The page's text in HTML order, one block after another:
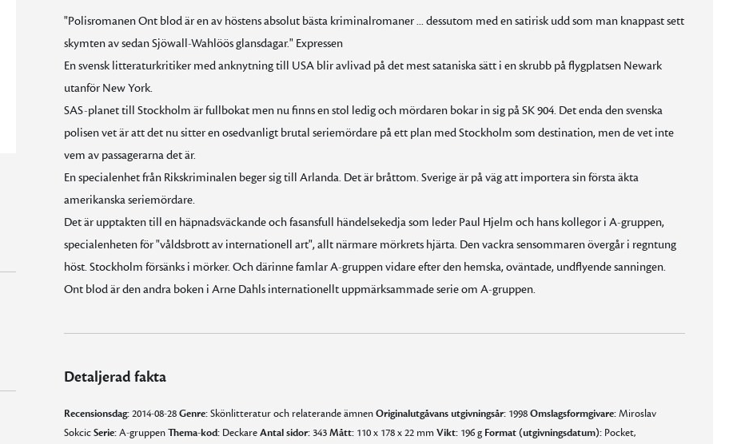
"Polisromanen Ont blod är en av höstens absolut bästa kriminalromaner ... dessutom med en satirisk udd som man knappast sett
skymten av sedan Sjöwall-Wahlöös glansdagar." Expressen
En svensk litteraturkritiker med anknytning till USA blir avlivad på det mest sataniska sätt i en skrubb på flygplatsen Newark
utanför New York.
SAS-planet till Stockholm är fullbokat men nu finns en stol ledig och mördaren bokar in sig på SK 904. Det enda den svenska
polisen vet är att det nu sitter en osedvanligt brutal seriemördare på ett plan med Stockholm som destination, men de vet inte
vem av passagerarna det är.
En specialenhet från Rikskriminalen beger sig till Arlanda. Det är bråttom. Sverige är på väg att importera sin första äkta
amerikanska seriemördare.
Det är upptakten till en häpnadsväckande och fasansfull händelsekedja som leder Paul Hjelm och hans kollegor i A-gruppen,
specialenheten för "våldsbrott av internationell art", allt närmare mörkrets hjärta. Den vackra sensommaren övergår i regntung
höst. Stockholm försänks i mörker. Och därinne famlar A-gruppen vidare efter den hemska, oväntade, undflyende sanningen.
Ont blod är den andra boken i Arne Dahls internationellt uppmärksammade serie om A-gruppen.
Detaljerad fakta
Recensionsdag:2014-08-28Genre:Skönlitteratur och relaterande ämnenOriginalutgåvans utgivningsår:1998Omslagsformgivare:Miroslav
SokcicSerie:A-gruppenThema-kod:DeckareAntal sidor:343Mått:110 x 178 x 22 mmVikt:196 g Format (utgivningsdatum):Pocket,